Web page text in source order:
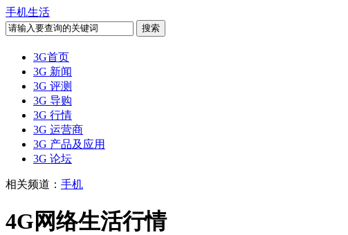
手机生活
3G首页
3G 新闻
3G 评测
3G 导购
3G 行情
3G 运营商
3G 产品及应用
3G 论坛
相关频道： 手机
4G网络生活行情